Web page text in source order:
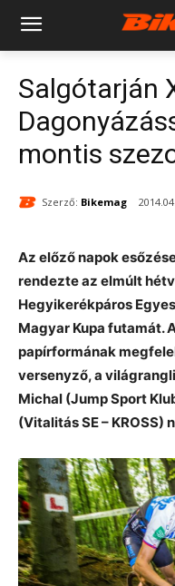
Salgótarján
montis
Szerző: Bikemag
Az előző napok
rendezte az elmúlt
Hegyikerékpáros
Magyar Kupa futamát.
papírformának
versenyző, a
Michal (Jump Sport
(Vitalitás SE – KROSS)